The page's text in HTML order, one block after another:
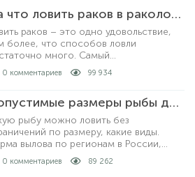
На что ловить раков в раколовке
раков – это одно удовольствие,
более, что способов ловли
много. Самый
и уловистый способ –
ловля раколовками. Хотя, ловить
0 комментариев 99 934
Допустимые размеры рыбы для вылова по регионам
рыбу можно ловить без
по размеру, какие виды.
вылова по регионам в России,
размеры рыбы для
рыбалки. За что могут
0 комментариев 89 262